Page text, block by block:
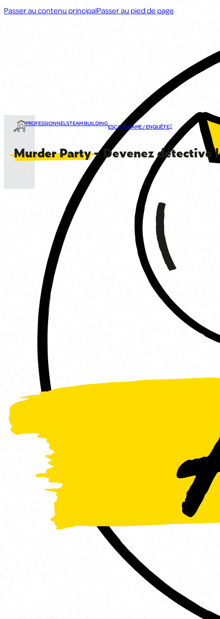
Passer au contenu principalPasser au pied de page
PROFESSIONNELSTEAM BUILDING
ESCAPE GAME / ENQUÊTE
Murder Party– Devenez détective